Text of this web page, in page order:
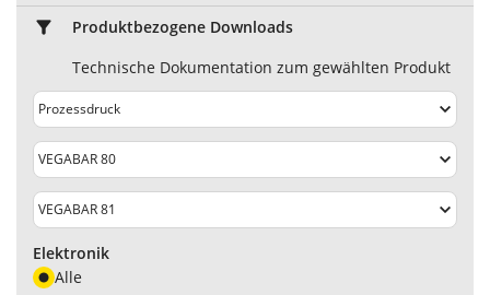
Produktbezogene Downloads
Technische Dokumentation zum gewählten Produkt
Elektronik
Alle